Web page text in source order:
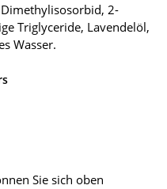
2-
Triglyceride, Lavendelöl,
Wasser.
Sie sich oben